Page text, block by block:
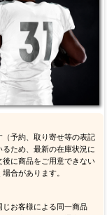
予約、取り寄せ等の表記
ため、最新の在庫状況に
に商品をご用意できない
合があります。
お客様による同一商品